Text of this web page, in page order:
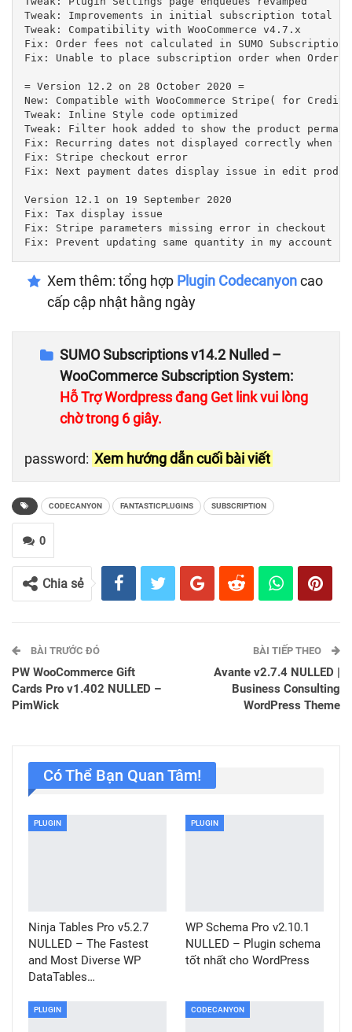
Tweak: Improvements in initial subscription total
Tweak: Compatibility with WooCommerce v4.7.x
Fix: Order fees not calculated in SUMO
Fix: Unable to place subscription order when Order
= Version 12.2 on 28 October 2020 =
New: Compatible with WooCommerce Stripe( for
Tweak: Inline Style code optimized
Tweak: Filter hook added to show the product
Fix: Recurring dates not displayed correctly when
Fix: Stripe checkout error
Fix: Next payment dates display issue in edit
Version 12.1 on 19 September 2020
Fix: Tax display issue
Fix: Stripe parameters missing error in checkout
Xem thêm: tổng hợp Plugin Codecanyoncao
cấp cập nhật hằng ngày
SUMO Subscriptions v14.2 Nulled –
WooCommerce Subscription System:
Hỗ Trợ Wordpress đang Get link vui lòng
chờ trong 6 giây.
password: Xem hướng dẫn cuối bài viết
CODECANYON FANTASTICPLUGINS SUBSCRIPTION
0
Chia sẻ
BÀI TRƯỚC ĐÓ
PW WooCommerce Gift
Cards Pro v1.402 NULLED –
PimWick
BÀI TIẾP THEO
Avante v2.7.4 NULLED |
Business Consulting
WordPress Theme
Có Thể Bạn Quan Tâm!
PLUGIN
Ninja Tables Pro v5.2.7
NULLED – The Fastest
and Most Diverse WP
DataTables…
PLUGIN
WP Schema Pro v2.10.1
NULLED – Plugin schema
tốt nhất cho WordPress
PLUGIN CODECANYON